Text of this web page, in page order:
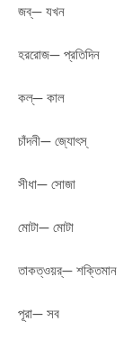
জব্— যখন
হররোজ— প্রতিদিন
কল্— কাল
চাঁদনী— জ্যোৎস্
সীধা— সোজা
মোটা— মোটা
তাকত্ওয়র্— শক্তিমান
পূরা— সব